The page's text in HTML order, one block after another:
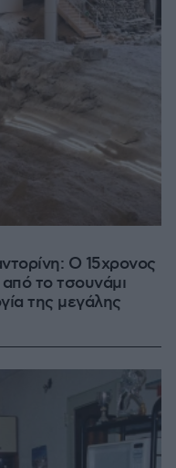
Ο 15χρονος
το τσουνάμι
της μεγάλης